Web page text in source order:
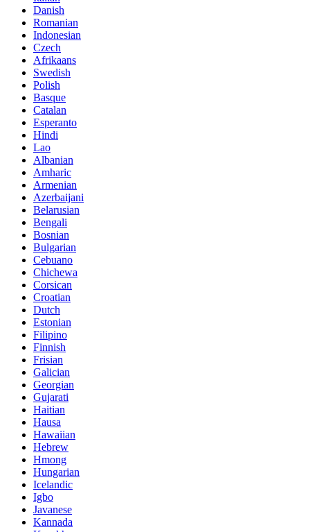
Danish
Romanian
Indonesian
Czech
Afrikaans
Swedish
Polish
Basque
Catalan
Esperanto
Hindi
Lao
Albanian
Amharic
Armenian
Azerbaijani
Belarusian
Bengali
Bosnian
Bulgarian
Cebuano
Chichewa
Corsican
Croatian
Dutch
Estonian
Filipino
Finnish
Frisian
Galician
Georgian
Gujarati
Haitian
Hausa
Hawaiian
Hebrew
Hmong
Hungarian
Icelandic
Igbo
Javanese
Kannada